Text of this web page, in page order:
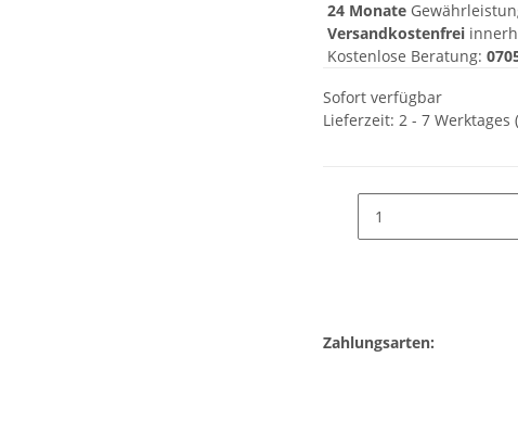
24 Monate
Versandkostenfrei
Kostenlose Beratung:
Sofort verfügbar
Lieferzeit: 2 - 7 Werktages
Zahlungsarten: